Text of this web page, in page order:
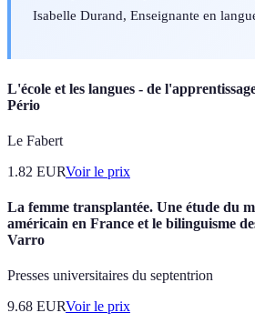
Isabelle Durand, Enseignante en
L'école et les langues - de
Pério
Le Fabert
1.82 EURVoir le prix
La femme transplantée. Une étude du
américain en France et le bilinguisme
Varro
Presses universitaires du septentrion
9.68 EURVoir le prix